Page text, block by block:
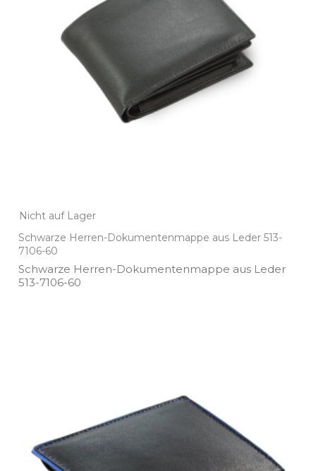
Nicht auf Lager
Schwarze Herren-Dokumentenmappe aus Leder 513-
7106-60
Schwarze Herren­-Dokumentenmappe aus Leder
513­-7106­-60